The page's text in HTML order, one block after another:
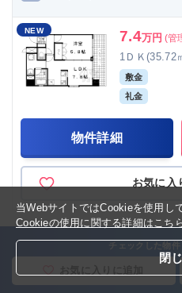
チェックした物件
NEW 7.4万円 (管
1ＤＫ(35.72
敷金
礼金
物件詳細
お気に入
マンション 京都駅前店
プラネシア星の子山科三条
当WebサイトではCookieを使用し
Cookieの使用に関する詳細はこち
閉